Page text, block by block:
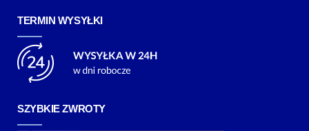
TERMIN WYSYŁKI
SZYBKIE ZWROTY